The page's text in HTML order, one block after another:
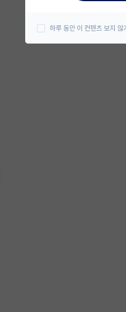
하루 동안 이 컨텐츠 보지 않기